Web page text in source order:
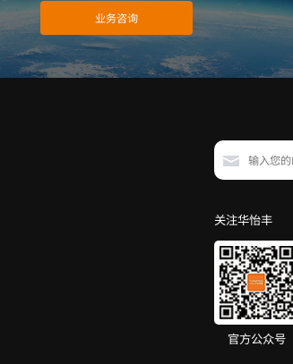
业务咨询
关注华怡丰
官方公众号